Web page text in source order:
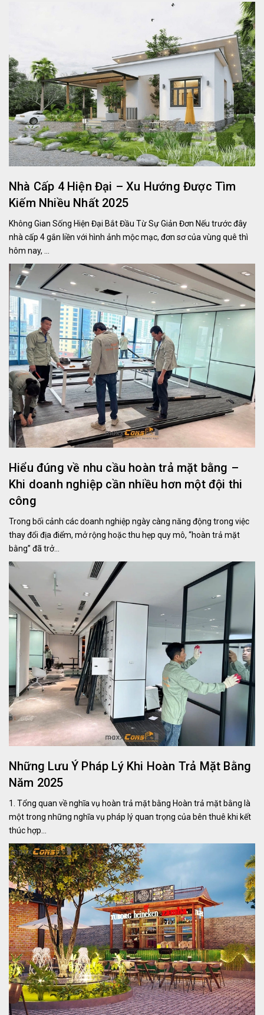
Nhà Cấp 4 Hiện Đại – Xu Hướng Được Tìm
Kiếm Nhiều Nhất 2025
Không Gian Sống Hiện Đại Bắt Đầu Từ Sự Giản Đơn Nếu trước đây
nhà cấp 4 gắn liền với hình ảnh mộc mạc, đơn sơ của vùng quê thì
hôm nay, ...
Hiểu đúng về nhu cầu hoàn trả mặt bằng –
Khi doanh nghiệp cần nhiều hơn một đội thi
công
Trong bối cảnh các doanh nghiệp ngày càng năng động trong việc
thay đổi địa điểm, mở rộng hoặc thu hẹp quy mô, “hoàn trả mặt
bằng” đã trở...
Những Lưu Ý Pháp Lý Khi Hoàn Trả Mặt Bằng
Năm 2025
1. Tổng quan về nghĩa vụ hoàn trả mặt bằng Hoàn trả mặt bằng là
một trong những nghĩa vụ pháp lý quan trọng của bên thuê khi kết
thúc hợp...